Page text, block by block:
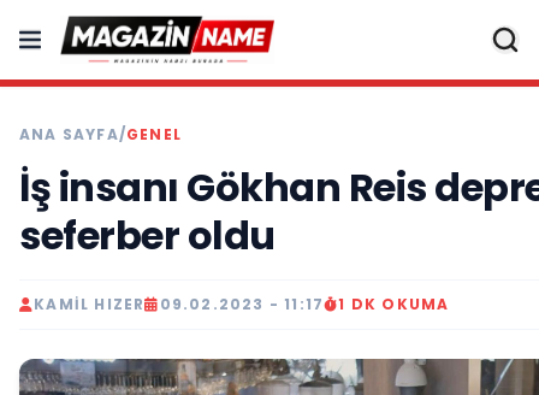
ANA SAYFA/GENEL
İş insanı Gökhan Reis
seferber oldu
KAMIL HIZER 09.02.2023 - 11:17 1 DK OKUMA